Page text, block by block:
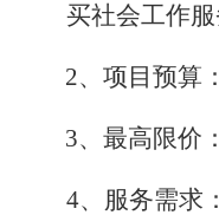
买社会工作服
2、项目预算
3、最高限价
4、服务需求